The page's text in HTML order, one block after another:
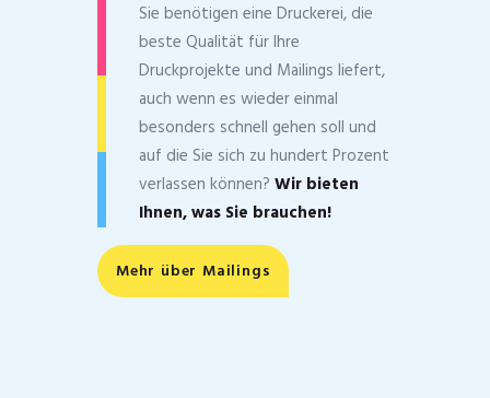
Sie benötigen eine Druckerei, die
beste ­Qualität für Ihre
Druckprojekte und Mailings liefert,
auch wenn es wieder einmal
besonders schnell gehen soll und
auf die Sie sich zu hundert Prozent
verlassen können? Wir bieten
Ihnen, was Sie brauchen!
Mehr über Mailings